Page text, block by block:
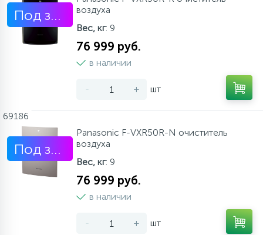
Под заказ
воздуха
Вес, кг: 9
76 999 руб.
в наличии
- + шт
Под заказ
69186
Panasonic F-VXR50R-N очиститель
воздуха
Вес, кг: 9
76 999 руб.
в наличии
- + шт